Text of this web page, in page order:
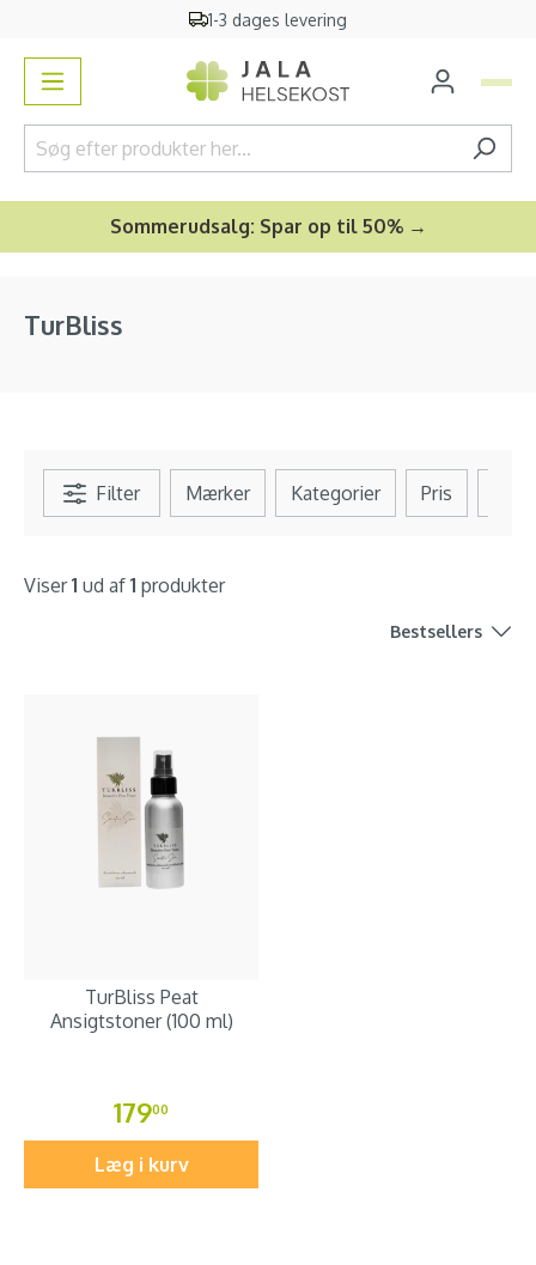
1-3 dages levering
Sommerudsalg: Spar op til 50% →
TurBliss
Filter Mærker Kategorier Pris
Viser1 ud af 1 produkter
Bestsellers
TurBliss Peat
Ansigtstoner (100 ml)
17900
Læg i kurv